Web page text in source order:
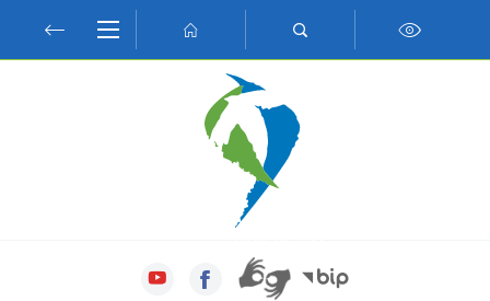
Przejdź do wyszukiwarki.
Przejdź do ustawień wielkości czcionki.
Włącz wersję kontrastową strony.